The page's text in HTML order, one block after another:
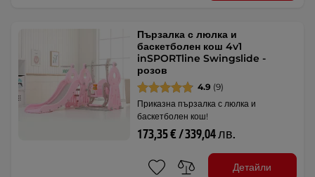
Пързалка с люлка и
баскетболен кош 4v1
inSPORTline Swingslide -
розов
4.9 (9)
Приказна пързалка с люлка и
баскетболен кош!
173,35 € / 339,04 лв.
Детайли